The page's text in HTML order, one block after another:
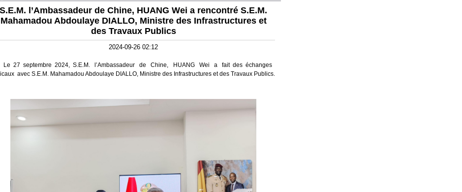
S.E.M. l’Ambassadeur de Chine, HUANG Wei a rencontré S.E.M.
Mahamadou Abdoulaye DIALLO, Ministre des Infrastructures et
des Travaux Publics
2024-09-26 02:12
Le 27 septembre 2024, S.E.M. l’Ambassadeur de Chine, HUANG Wei a fait des échanges
avec S.E.M. Mahamadou Abdoulaye DIALLO, Ministre des Infrastructures et des Travaux Publics.